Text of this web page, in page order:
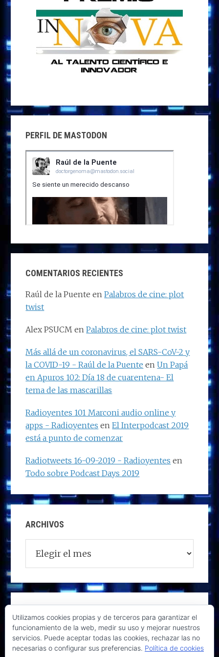
PERFIL DE MASTODON
COMENTARIOS RECIENTES
Raúl de la Puente enPalabros de cine: plot
twist
Alex PSUCM enPalabros de cine: plot twist
Más allá de un coronavirus, el SARS-CoV-2 y
la COVID-19 - Raúl de la Puente enUn Papá
en Apuros 102: Día 18 de cuarentena- El
tema de las mascarillas
Radioyentes 101 Marconi audio online y
apps - Radioyentes enEl Interpodcast 2019
está a punto de comenzar
Radiotweets 16-09-2019 - Radioyentes en
Todo sobre Podcast Days 2019
ARCHIVOS
Utilizamos cookies propias y de terceros para garantizar el
funcionamiento de la web, medir su uso y mejorar nuestros
servicios. Puede aceptar todas las cookies, rechazar las no
necesarias o configurar sus preferencias. Política de cookies